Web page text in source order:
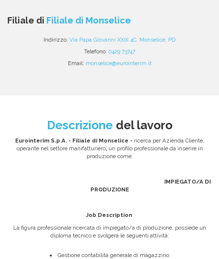
email
Facebook
Twitter
Linkedin
WhatsApp
Filiale di Filiale di Monselice
Indirizzo: Via Papa Giovanni XXIII 4C, Monselice, PD
Telefono: 0429 73747
Email: monselice@eurointerim.it
Descrizione del lavoro
Eurointerim S.p.A. - Filiale di Monselice - ricerca per Azienda Cliente,
operante nel settore manifatturiero, un profilo professionale da inserire in
produzione come:
IMPIEGATO/A DI
PRODUZIONE
Job Description:
La figura professionale ricercata di impiegato/a di produzione, possiede un
diploma tecnico e svolgerà le seguenti attività:
Gestione contabilità generale di magazzino